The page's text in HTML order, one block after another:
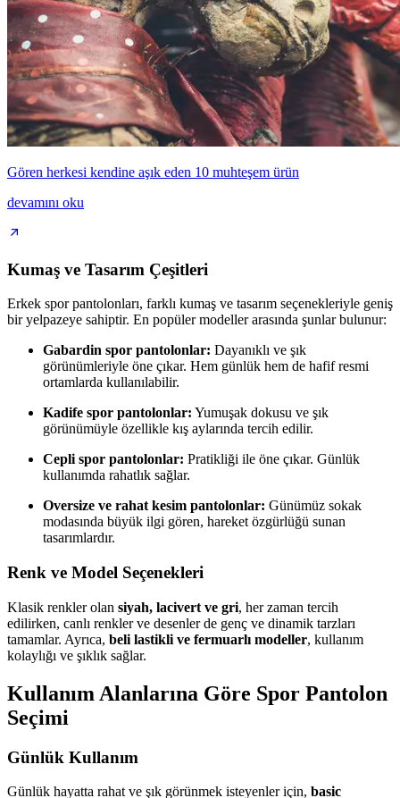
Gören herkesi kendine aşık eden 10 muhteşem ürün
devamını oku
Kumaş ve Tasarım Çeşitleri
Erkek spor pantolonları, farklı kumaş ve tasarım seçenekleriyle geniş
bir yelpazeye sahiptir. En popüler modeller arasında şunlar bulunur:
Gabardin spor pantolonlar: Dayanıklı ve şık
görünümleriyle öne çıkar. Hem günlük hem de hafif resmi
ortamlarda kullanılabilir.
Kadife spor pantolonlar: Yumuşak dokusu ve şık
görünümüyle özellikle kış aylarında tercih edilir.
Cepli spor pantolonlar: Pratikliği ile öne çıkar. Günlük
kullanımda rahatlık sağlar.
Oversize ve rahat kesim pantolonlar: Günümüz sokak
modasında büyük ilgi gören, hareket özgürlüğü sunan
tasarımlardır.
Renk ve Model Seçenekleri
Klasik renkler olan siyah, lacivert ve gri, her zaman tercih
edilirken, canlı renkler ve desenler de genç ve dinamik tarzları
tamamlar. Ayrıca, beli lastikli ve fermuarlı modeller, kullanım
kolaylığı ve şıklık sağlar.
Kullanım Alanlarına Göre Spor Pantolon
Seçimi
Günlük Kullanım
Günlük hayatta rahat ve şık görünmek isteyenler için, basic